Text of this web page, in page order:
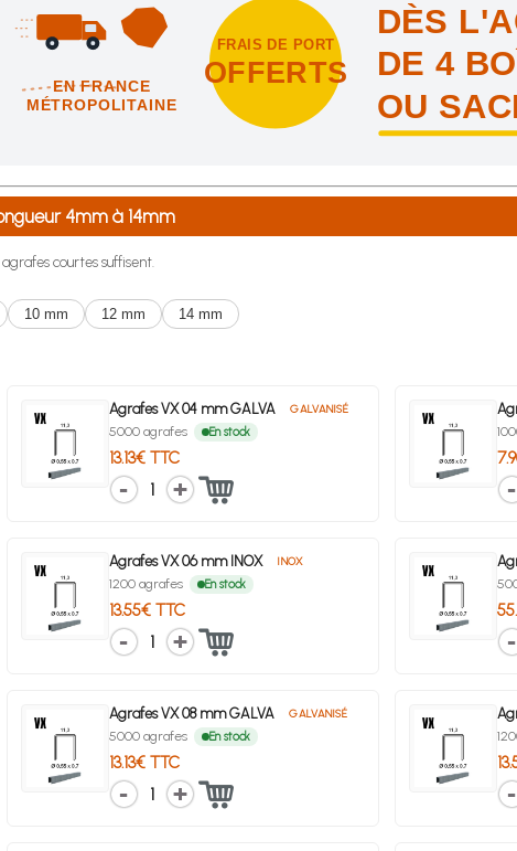
EN FRANCE
MÉTROPOLITAINE
FRAIS DE PORT
OFFERTS
DÈS
DE 4
OU
nous vous offrons les frais de port en France métropolitaine !
4mm à 14mm
courtes suffisent.
10 mm 12 mm
14 mm
Agrafes VX 04 mm GALVA GALVANISÉ
5000 agrafes En stock
13.13€ TTC
1
Agrafes VX 06 mm INOX INOX
1200 agrafes En stock
13.55€ TTC
1
Agrafes VX 08 mm GALVA GALVANISÉ
5000 agrafes En stock
13.13€ TTC
1